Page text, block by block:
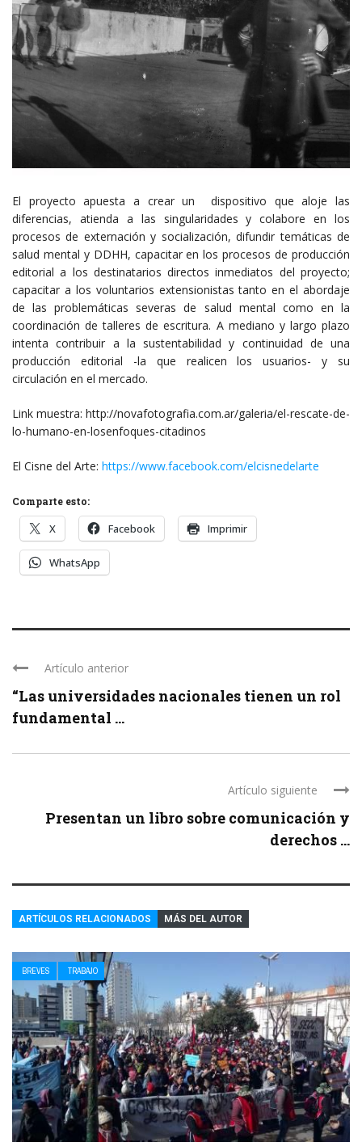
El proyecto apuesta a crear un dispositivo que aloje las
diferencias, atienda a las singularidades y colabore en los
procesos de externación y socialización, difundir temáticas de
salud mental y DDHH, capacitar en los procesos de producción
editorial a los destinatarios directos inmediatos del proyecto;
capacitar a los voluntarios extensionistas tanto en el abordaje
de las problemáticas severas de salud mental como en la
coordinación de talleres de escritura. A mediano y largo plazo
intenta contribuir a la sustentabilidad y continuidad de una
producción editorial -la que realicen los usuarios- y su
circulación en el mercado.
Link muestra: http://novafotografia.com.ar/galeria/el-rescate-de-
lo-humano-en-losenfoques-citadinos
El Cisne del Arte: https://www.facebook.com/elcisnedelarte
Comparte esto:
X Facebook Imprimir
WhatsApp
Artículo anterior
“Las universidades nacionales tienen un rol
fundamental ...
Artículo siguiente
Presentan un libro sobre comunicación y
derechos ...
ARTÍCULOS RELACIONADOS MÁS DEL AUTOR
BREVES TRABAJO